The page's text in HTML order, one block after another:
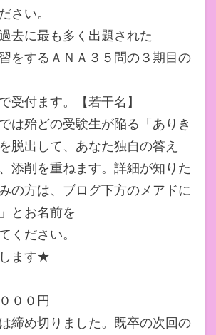
さい。
に最も多く出題された
をするＡＮＡ３５問の３期目の
受付ます。【若干名】
は殆どの受験生が陥る「ありき
脱出して、あなた独自の答え
添削を重ねます。詳細が知りた
の方は、ブログ下方のメアドに
とお名前を
ください。
ます★
００円
締め切りました。既卒の次回の